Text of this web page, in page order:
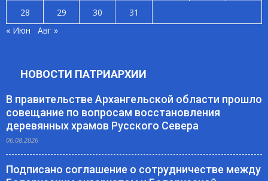
28
29 30
31
« Июн
Авг »
НОВОСТИ ПАТРИАРХИИ
В правительстве Архангельской области прошло
совещание по вопросам восстановления
деревянных храмов Русского Севера
06.08.2026
Подписано соглашение о сотрудничестве между